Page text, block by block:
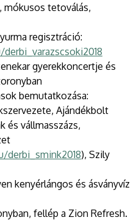
mókusos tetoválás,
regisztráció:
gyerekkoncertje és
bemutatkozása:
Ajándékbolt
vállmasszázs,
derbi_smink2018), Szily
és ásványvíz
fellép a Zion Refresh.